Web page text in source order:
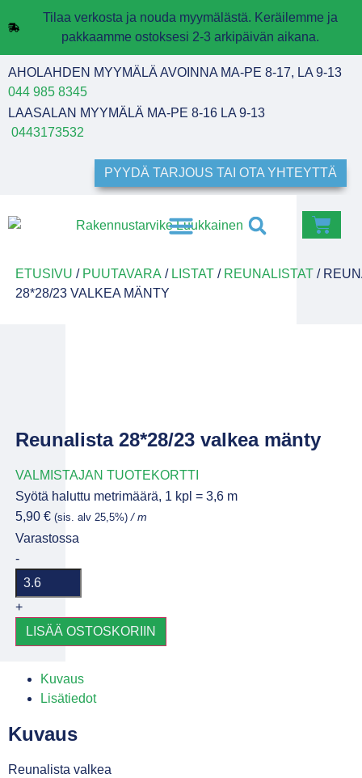
Tilaa verkosta ja nouda myymälästä. Keräilemme ja
pakkaamme ostoksesi 2-3 arkipäivän aikana.
AHOLAHDEN MYYMÄLÄ AVOINNA MA-PE 8-17, LA 9-13
044 985 8345
LAASALAN MYYMÄLÄ MA-PE 8-16 LA 9-13
0443173532
PYYDÄ TARJOUS TAI OTA YHTEYTTÄ
ETUSIVU / PUUTAVARA / LISTAT/ REUNALISTAT/
28*28/23 VALKEA MÄNTY
Reunalista 28*28/23 valkea mänty
VALMISTAJAN TUOTEKORTTI
Syötä haluttu metrimäärä, 1 kpl = 3,6 m
5,90 € (sis. alv 25,5%)/ m
Varastossa
-
+
LISÄÄ OSTOSKORIIN
Kuvaus
Lisätiedot
Kuvaus
Reunalista valkea